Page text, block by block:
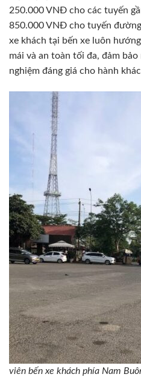
250.000 VNĐ cho các tuyến
850.000 VNĐ cho tuyến
xe khách tại bến xe luôn
mái và an toàn tối đa, đảm
nghiệm đáng giá cho hành
viên bến xe khách phía Nam